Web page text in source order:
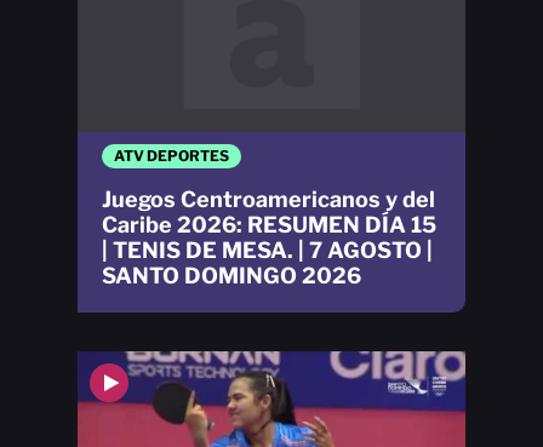
ATV DEPORTES
Juegos Centroamericanos y del
Caribe 2026: RESUMEN DÍA 15
| TENIS DE MESA. | 7 AGOSTO |
SANTO DOMINGO 2026